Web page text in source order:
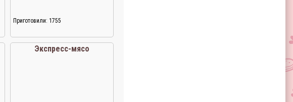
Приготовили: 1755
Экспресс-мясо